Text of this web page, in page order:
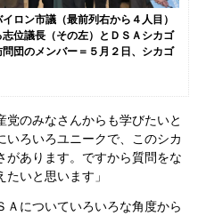
イロン市議（最前列右から４人目）
志位議長（その左）とＤＳＡシカゴ
団のメンバー＝５月２日、シカゴ
のみなさんからも学びたいと
いろいろユニークで、このシカ
があります。ですから質問をな
いと思います」
についていろいろな角度から